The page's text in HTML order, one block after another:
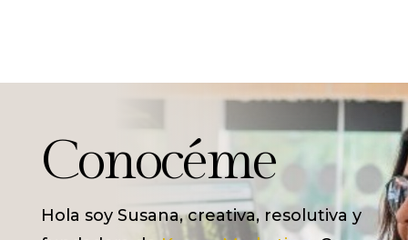
Conocéme
Hola soy Susana, creativa, resolutiva y